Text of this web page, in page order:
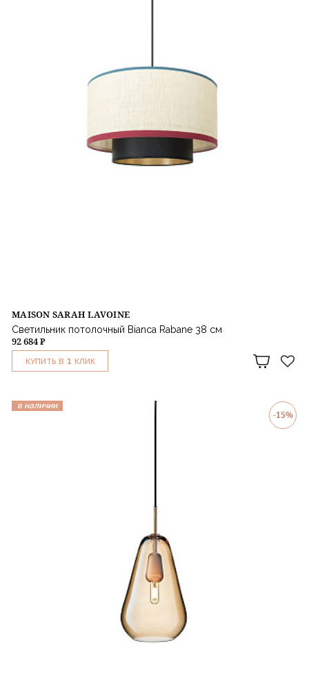
MAISON SARAH LAVOINE
Светильник потолочный Bianca Rabane 38 см
92 684 ₽
КУПИТЬ В 1 КЛИК
в наличии
-15%